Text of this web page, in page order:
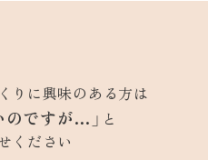
りに興味のある方は
のですが…」 と
ください